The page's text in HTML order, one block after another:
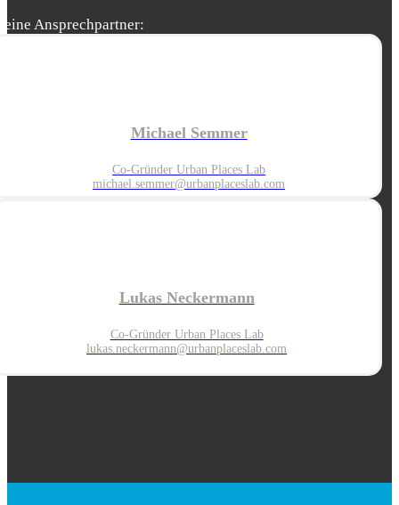
Ansprechpartner:
Michael Semmer
Co-Gründer Urban Places Lab
michael.semmer@urbanplaceslab.com
Lukas Neckermann
Co-Gründer Urban Places Lab
lukas.neckermann@urbanplaceslab.com